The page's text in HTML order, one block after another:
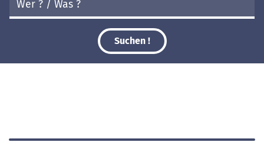
Suchen !